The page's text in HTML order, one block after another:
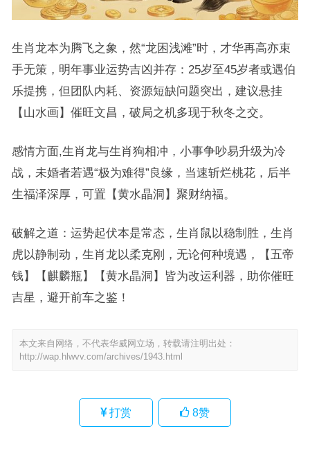
生肖龙本为腾飞之象，然“龙困浅滩”时，才华再高亦束
手无策，明年事业运势吉凶并存：25岁至45岁者或遇伯
乐提携，但团队内耗、资源短缺问题突出，建议悬挂
【山水画】催旺文昌，破局之机多现于秋冬之交。
感情方面,生肖龙与生肖狗相冲，小事争吵易升级为冷
战，未婚者若遇“极为难得”良缘，当速斩烂桃花，后半
生福泽深厚，可置【黄水晶洞】聚财纳福。
破解之道：运势起伏本是常态，生肖鼠以稳制胜，生肖
虎以静制动，生肖龙以柔克刚，无论何种境遇，【五帝
钱】【麒麟瓶】【黄水晶洞】皆为改运利器，助你催旺
吉星，避开前车之鉴！
本文来自网络，不代表华威网立场，转载请注明出处：
http://wap.hlwvv.com/archives/1943.html
打赏 8赞